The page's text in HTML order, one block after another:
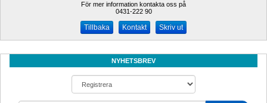
För mer information kontakta oss på
0431-222 90
Kontakt Skriv ut
NYHETSBREV